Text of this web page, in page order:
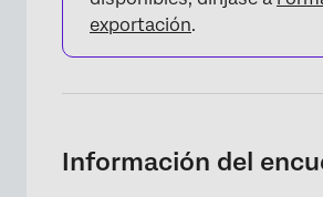
exportación.
Información del